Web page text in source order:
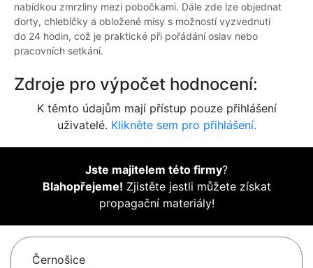
nabídkou zmrzliny mezi pobočkami. Dále zde lze objednat
dorty, chlebíčky a obložené mísy s možností vyzvednutí
do 24 hodin, což je praktické při pořádání oslav nebo
pracovních setkání.
Zdroje pro výpočet hodnocení:
K těmto údajům mají přístup pouze přihlášení
uživatelé. Klikněte sem pro přihlášení.
Jste majitelem této firmy?
Blahopřejeme! Zjistěte jestli můžete získat
propagační materiály!
Černošice